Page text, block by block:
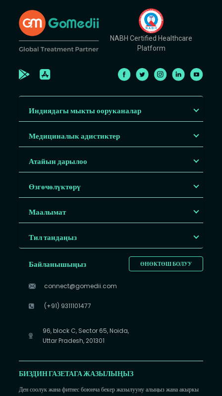
NABH Certified Healthcare
Platform
Индиядагы мыкты ооруканалар
Медициналык адистиктер
Атайын дарылоо
Өзгөчөлүктөрү
Маалымат
Тил тандаңыз
ӨНӨКТӨШ БОЛУУ
Байланышыңыз
connect@gomedii.com
(+91) 9311101477
96, block C, Sector 65, Noida,
Uttar Pradesh, 201301
БИЗДИН ГАЗЕТАГА ЖАЗЫЛЫҢЫЗ
Ден соолук жана фитнес боюнча бекер жазылууну алыңыз жана акыркы